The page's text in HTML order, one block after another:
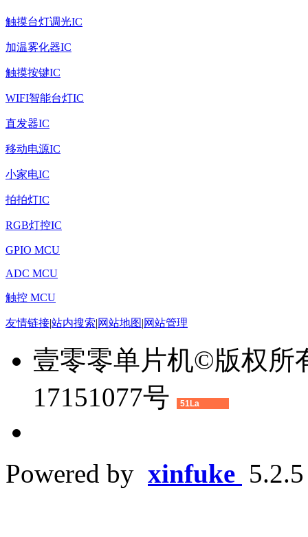
触摸台灯调光IC
加温雾化器IC
触摸按键IC
WIFI智能台灯IC
直发器IC
移动电源IC
小家电IC
拍拍灯IC
RGB灯控IC
GPIO MCU
ADC MCU
触控 MCU
友情链接站内搜索 网站地图 网站管理
壹零零单片机©版权所
17151077号
51La
Powered by xinfuke